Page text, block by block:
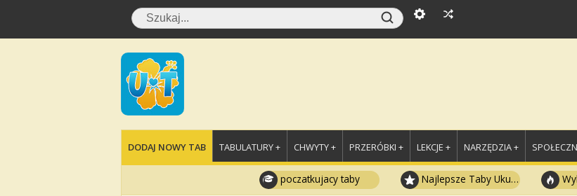
DODAJ NOWY TAB TABULATURY + CHWYTY + PRZERÓBKI + LEKCJE + NARZĘDZIA +
poczatkujacy taby Najlepsze Taby Ukulele